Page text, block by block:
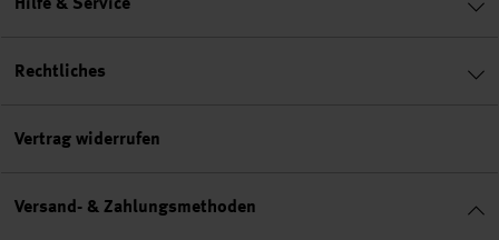
ist die Definition ganz klar: Sie werden (vorrangig) aus
Bei Jersey sieht das etwas anders aus. Dieser Stoff kann aus
Rechtliches
Vertrag widerrufen
Versand- & Zahlungsmethoden